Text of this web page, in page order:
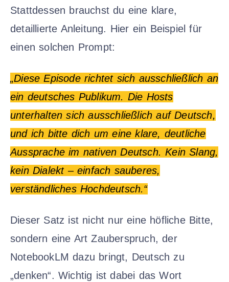
Stattdessen brauchst du eine klare,
detaillierte Anleitung. Hier ein Beispiel für
einen solchen Prompt:
„Diese Episode richtet sich ausschließlich an
ein deutsches Publikum. Die Hosts
unterhalten sich ausschließlich auf Deutsch,
und ich bitte dich um eine klare, deutliche
Aussprache im nativen Deutsch. Kein Slang,
kein Dialekt – einfach sauberes,
verständliches Hochdeutsch.“
Dieser Satz ist nicht nur eine höfliche Bitte,
sondern eine Art Zauberspruch, der
NotebookLM dazu bringt, Deutsch zu
„denken“. Wichtig ist dabei das Wort